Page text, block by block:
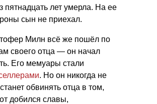
пятнадцать лет умерла. На ее
сын не приехал.
Милн всё же пошёл по
своего отца — он начал
Его мемуары стали
. Но он никогда не
обвинять отца в том,
добился славы,